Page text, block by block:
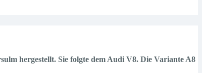
hergestellt. Sie folgte dem Audi V8. Die Variante A8